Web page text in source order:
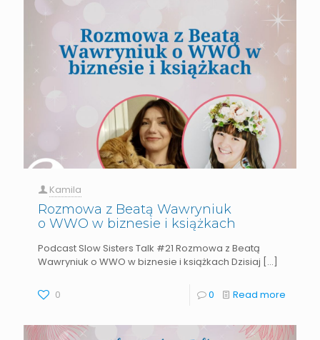
Kamila
Rozmowa z Beatą Wawryniuk
o WWO w biznesie i książkach
Podcast Slow Sisters Talk #21 Rozmowa z Beatą
Wawryniuk o WWO w biznesie i książkach Dzisiaj […]
0 0 Read more